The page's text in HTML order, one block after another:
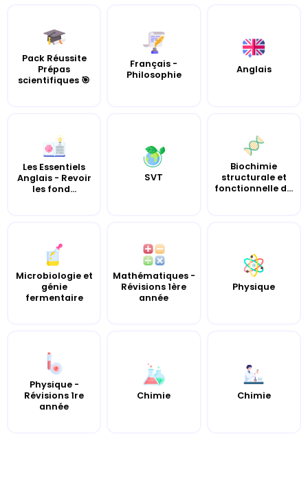
Pack Réussite
Prépas
scientifiques 🎯
Français -
Philosophie
Anglais
Les Essentiels
Anglais - Revoir
les fond...
SVT
Biochimie
structurale et
fonctionnelle d...
Microbiologie et
génie
fermentaire
Mathématiques -
Révisions 1ère
année
Physique
Physique -
Révisions 1re
année
Chimie Chimie